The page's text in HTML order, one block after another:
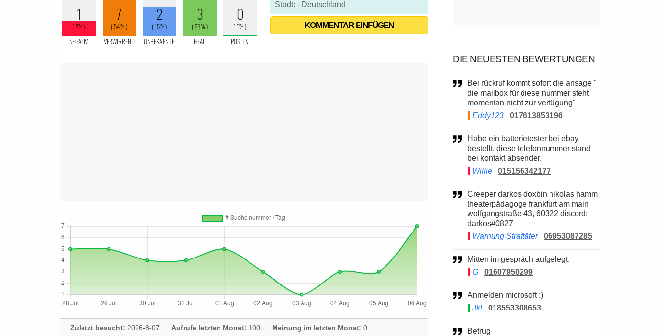
Stadt: - Deutschland
KOMMENTAR EINFÜGEN
Zuletzt besucht: 2026-8-07 Aufrufe letzten Monat: 100 Meinung im letzten Monat: 0
DIE NEUESTEN BEWERTUNGEN
Bei rückruf kommt sofort die ansage "
die mailbox für diese nummer steht
momentan nicht zur verfügung"
Eddy123
017613853196
Habe ein batterietester bei ebay
bestellt. diese telefonnummer stand
bei kontakt absender.
Willie
015156342177
Creeper darkos doxbin nikolas hamm
theaterpädagoge frankfurt am main
wolfgangstraße 43, 60322 discord:
darkos#0827
Warnung Straftäter
06953087285
Mitten im gespräch aufgelegt.
G
01607950299
Anmelden microsoft :)
Jkl
018553308653
Betrug